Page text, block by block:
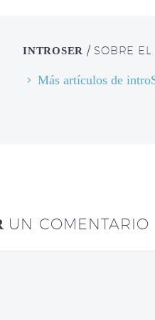
INTROSER / SOBRE EL
Más artículos de
UN COMENTARIO